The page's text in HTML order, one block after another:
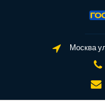
Москва